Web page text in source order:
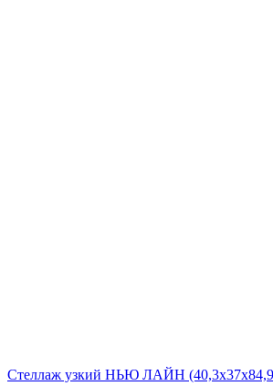
Стеллаж узкий НЬЮ ЛАЙН